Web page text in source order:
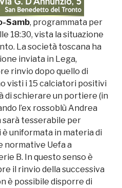
Samb, programmata per
18:30, vista la situazione
La società toscana ha
inviata in Lega,
rinvio dopo quello di
visti i 15 calciatori positivi
di schierare un portiere (in
l’ex rossoblù Andrea
sarà tesserabile per
è uniformata in materia di
normative Uefa a
B. In questo senso è
il rinvio della successiva
è possibile disporre di